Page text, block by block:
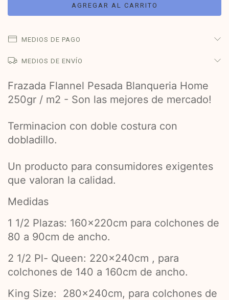
MEDIOS DE PAGO
MEDIOS DE ENVÍO
Frazada Flannel Pesada Blanqueria Home
250gr / m2 - Son las mejores de mercado!
Terminacion con doble costura con
dobladillo.
Un producto para consumidores exigentes
que valoran la calidad.
Medidas
1 1/2 Plazas: 160x220cm para colchones de
80 a 90cm de ancho.
2 1/2 Pl- Queen: 220x240cm , para
colchones de 140 a 160cm de ancho.
King Size: 280x240cm, para colchones de